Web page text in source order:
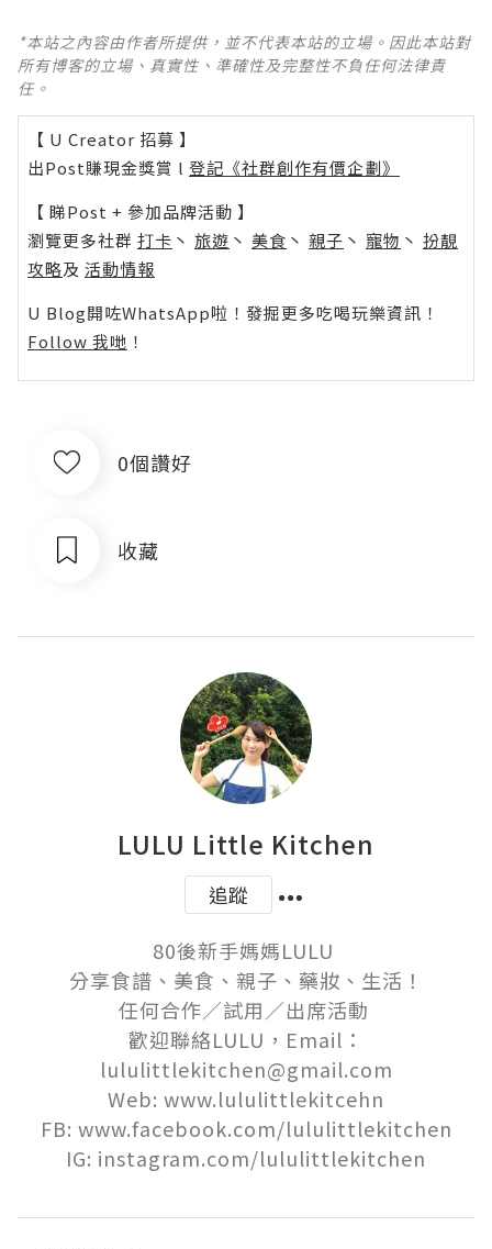
*本站之內容由作者所提供，並不代表本站的立場。因此本站對
所有博客的立場、真實性、準確性及完整性不負任何法律責
任。
【 U Creator 招募 】
出Post賺現金獎賞 l 登記《社群創作有價企劃》
【 睇Post + 參加品牌活動 】
瀏覽更多社群 打卡 丶 旅遊 丶 美食 丶 親子 丶 寵物 丶 扮靚
攻略及 活動情報
U Blog開咗WhatsApp啦！發掘更多吃喝玩樂資訊！
Follow 我哋 ！
0個讚好
收藏
LULU Little Kitchen
追蹤
80後新手媽媽LULU
分享食譜、美食、親子、藥妝、生活！
任何合作／試用／出席活動
歡迎聯絡LULU，Email：
lululittlekitchen@gmail.com
Web: www.lululittlekitcehn
FB: www.facebook.com/lululittlekitchen
IG: instagram.com/lululittlekitchen